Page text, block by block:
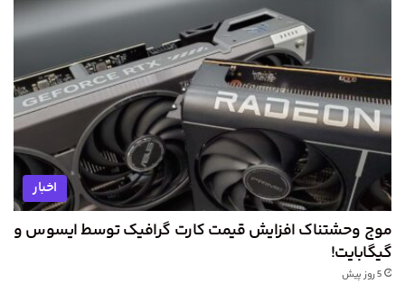
اخبار
موج وحشتناک افزایش قیمت کارت گرافیک توسط ایسوس و
گیگابایت!
5 روز پیش